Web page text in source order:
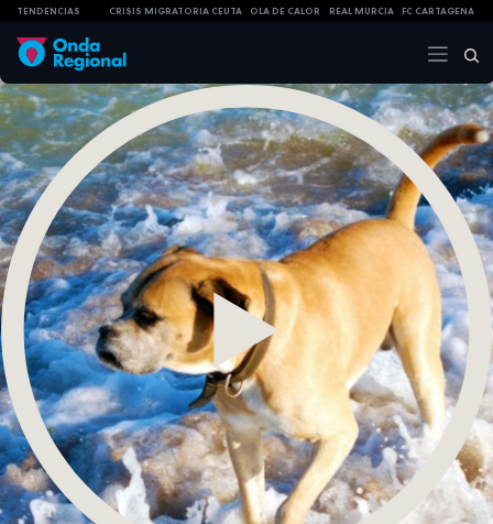
TENDENCIAS CRISIS MIGRATORIA CEUTA OLA DE CALOR REAL MURCIA FC CARTAGENA